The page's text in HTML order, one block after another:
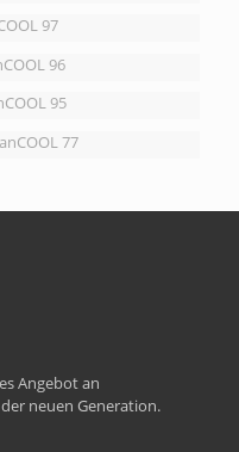
97
96
95
77
Angebot an
neuen Generation.